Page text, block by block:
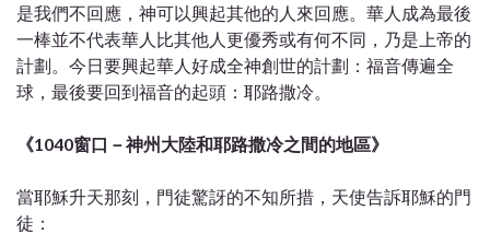
是我們不回應
神可以興起其他的人來回應。華人成為最後
一棒並不代表華人比其他人更優秀或有何不同，乃是上帝的
計劃
今日要興起華人好成全神創世的計劃：福音傳遍全
球，最後要回到福音的起頭：耶路撒冷。
《1040窗口－神州大陸和耶路撒冷之間的地區》
當耶穌升天那刻，門徒驚訝的不知所措，天使告訴耶穌的門
徒：